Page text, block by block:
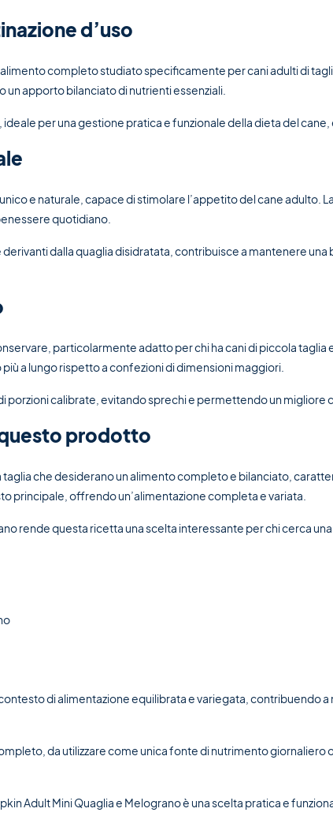
d’uso
completo studiato specificamente per cani adulti di
apporto bilanciato di nutrienti essenziali.
per una gestione pratica e funzionale della dieta del
e naturale, capace di stimolare l’appetito del cane adulto.
quotidiano.
dalla quaglia disidratata, contribuisce a mantenere
particolarmente adatto per chi ha cani di piccola
a lungo rispetto a confezioni di dimensioni maggiori.
porzioni calibrate, evitando sprechi e permettendo un migliore
prodotto
che desiderano un alimento completo e bilanciato,
principale, offrendo un’alimentazione completa e variata.
rende questa ricetta una scelta interessante per chi cerca
di alimentazione equilibrata e variegata, contribuendo
da utilizzare come unica fonte di nutrimento giornaliero
Adult Mini Quaglia e Melograno è una scelta pratica e